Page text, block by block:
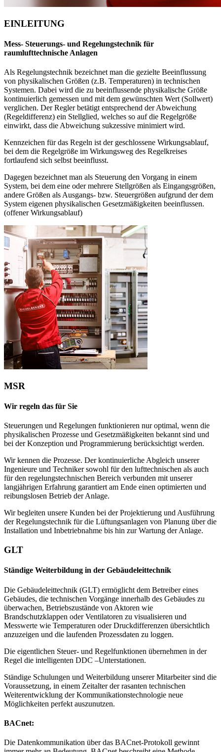
EINLEITUNG
Mess- Steuerungs- und Regelungstechnik für
raumlufttechnische Anlagen
Als Regelungstechnik bezeichnet man die gezielte Beeinflussung
von physikalischen Größen (z.B. Temperaturen) in technischen
Systemen. Dabei wird die zu beeinflussende physikalische Größe
kontinuierlich gemessen und mit dem gewünschten Wert (Sollwert)
verglichen. Der Regler betätigt entsprechend der Abweichung
(Regeldifferenz) ein Stellglied, welches so auf die Regelgröße
einwirkt, dass die Abweichung sukzessive minimiert wird.
Kennzeichen für das Regeln ist der geschlossene Wirkungsablauf,
bei dem die Regelgröße im Wirkungsweg des Regelkreises
fortlaufend sich selbst beeinflusst.
Dagegen bezeichnet man als Steuerung den Vorgang in einem
System, bei dem eine oder mehrere Stellgrößen als Eingangsgrößen,
andere Größen als Ausgangs- bzw. Steuergrößen aufgrund der dem
System eigenen physikalischen Gesetzmäßigkeiten beeinflussen.
(offener Wirkungsablauf)
MSR
Wir regeln das für Sie
Steuerungen und Regelungen funktionieren nur optimal, wenn die
physikalischen Prozesse und Gesetzmäßigkeiten bekannt sind und
bei der Konzeption und Programmierung berücksichtigt werden.
Wir kennen die Prozesse. Der kontinuierliche Abgleich unserer
Ingenieure und Techniker sowohl für den lufttechnischen als auch
für den regelungstechnischen Bereich verbunden mit unserer
langjährigen Erfahrung garantiert am Ende einen optimierten und
reibungslosen Betrieb der Anlage.
Wir begleiten unsere Kunden bei der Projektierung und Ausführung
der Regelungstechnik für die Lüftungsanlagen von Planung über die
Installation und Inbetriebnahme bis hin zur Wartung der Anlage.
GLT
Ständige Weiterbildung in der Gebäudeleittechnik
Die Gebäudeleittechnik (GLT) ermöglicht dem Betreiber eines
Gebäudes, die technischen Vorgänge innerhalb des Gebäudes zu
überwachen, Betriebszustände von Aktoren wie
Brandschutzklappen oder Ventilatoren zu visualisieren und
Messwerte wie Temperaturen oder Druckdifferenzen übersichtlich
anzuzeigen und die laufenden Prozessdaten zu loggen.
Die eigentlichen Steuer- und Regelfunktionen übernehmen in der
Regel die intelligenten DDC –Unterstationen.
Ständige Schulungen und Weiterbildung unserer Mitarbeiter sind die
Voraussetzung, in einem Zeitalter der rasanten technischen
Weiterentwicklung der Kommunikationstechnologie neue
Möglichkeiten perfekt auszunutzen.
BACnet:
Die Datenkommunikation über das BACnet-Protokoll gewinnt